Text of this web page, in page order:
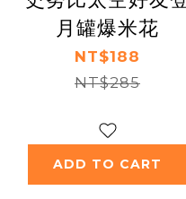
月罐爆米花
NT$188
NT$285
ADD TO CART